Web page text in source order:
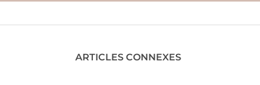
ARTICLES CONNEXES